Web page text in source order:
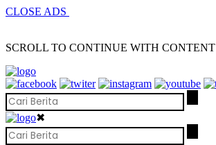
CLOSE ADS
SCROLL TO CONTINUE WITH CONTENT
✖